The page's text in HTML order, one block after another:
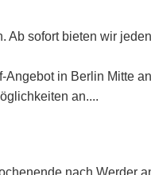
Ab sofort bieten wir
in Berlin Mitte
an....
nach Werder